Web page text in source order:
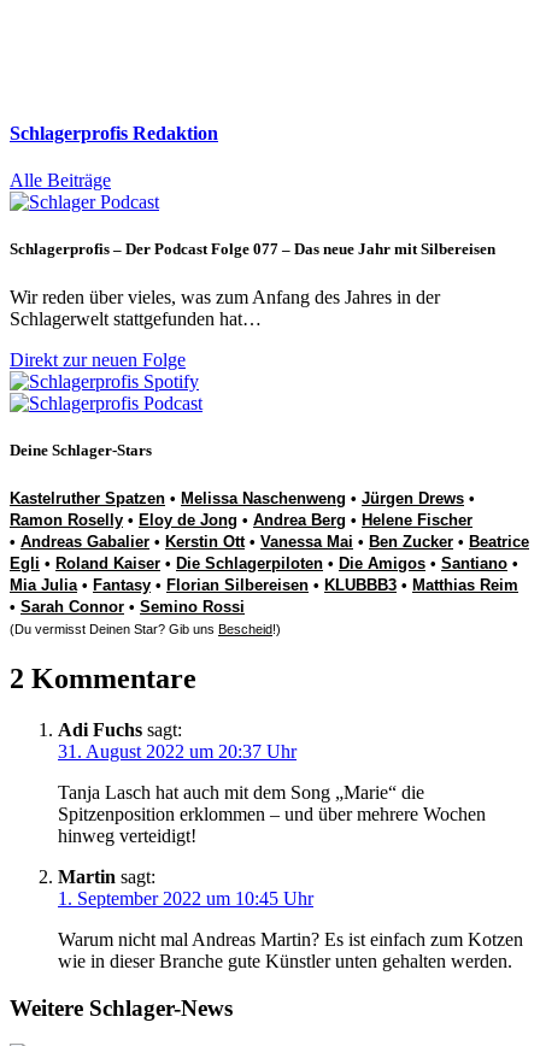
Schlagerprofis Redaktion
Alle Beiträge
Schlagerprofis – Der Podcast Folge 077 – Das neue Jahr mit Silbereisen
Wir reden über vieles, was zum Anfang des Jahres in der
Schlagerwelt stattgefunden hat…
Direkt zur neuen Folge
Deine Schlager-Stars
Kastelruther Spatzen • Melissa Naschenweng • Jürgen Drews •
Ramon Roselly • Eloy de Jong • Andrea Berg • Helene Fischer
• Andreas Gabalier • Kerstin Ott• Vanessa Mai • Ben Zucker • Beatrice
Egli • Roland Kaiser • Die Schlagerpiloten • Die Amigos • Santiano •
Mia Julia• Fantasy • Florian Silbereisen • KLUBBB3 • Matthias Reim
• Sarah Connor • Semino Rossi
(Du vermisst Deinen Star? Gib uns Bescheid!)
2 Kommentare
Adi Fuchs sagt:
31. August 2022 um 20:37 Uhr
Tanja Lasch hat auch mit dem Song „Marie“ die
Spitzenposition erklommen – und über mehrere Wochen
hinweg verteidigt!
Martin sagt:
1. September 2022 um 10:45 Uhr
Warum nicht mal Andreas Martin? Es ist einfach zum Kotzen
wie in dieser Branche gute Künstler unten gehalten werden.
Weitere Schlager-News